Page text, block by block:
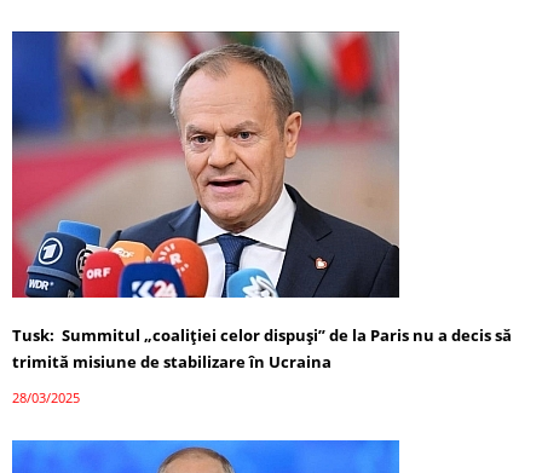
Tusk: Summitul „coaliției celor dispuși” de la Paris nu a decis să
trimită misiune de stabilizare în Ucraina
28/03/2025